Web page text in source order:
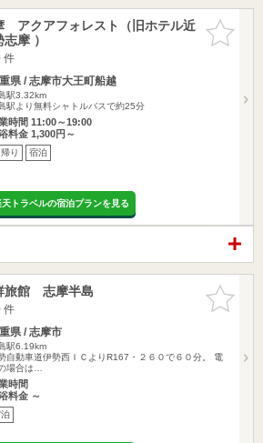
お気に入
りに追加
アクアフォレスト（旧ホテル近
摩 ）
件
県 / 志摩市大王町船越
駅3.32km
駅より無料シャトルバスで約25分
時間 11:00～19:00
料金 1,300円～
り 宿泊
天トラベルの宿泊プランを見る
お気に入
りに追加
旅館 志摩半島
件
県 / 志摩市
駅6.19km
自動車道伊勢西ＩＣよりR167・２６０で６０分。 電
場合は…
時間
料金 ～